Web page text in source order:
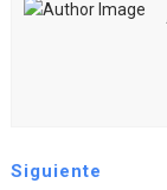
Siguiente